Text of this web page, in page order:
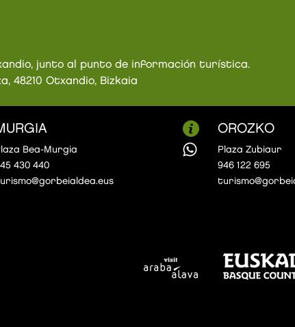
junto al punto de información turística.
48210 Otxandio, Bizkaia
Bea-Murgia
430 440
OROZKO
Plaza Zubiaur
946 122 695